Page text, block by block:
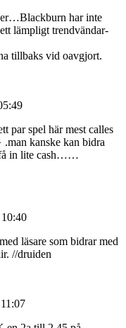
har inte
lämpligt trendvändar-
tillbaks vid oavgjort.
par spel här mest calles
kanske kan bidra
få in lite cash……
läsare som bidrar med
//druiden